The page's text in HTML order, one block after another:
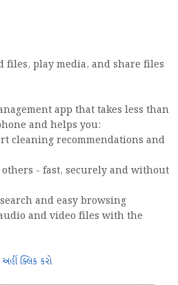
files, play media, and share files
app that takes less than
and helps you:
cleaning recommendations and
- fast, securely and without
and easy browsing
and video files with the
ક્લિક કરો